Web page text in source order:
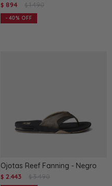
$ 894 $ 1.490
40
Ojotas Reef Fanning - Negro
$ 2.443 $ 3.490